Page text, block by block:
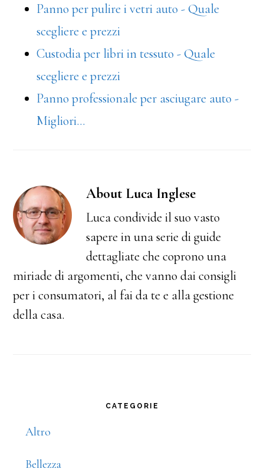
Panno per pulire i vetri auto - Quale
scegliere e prezzi
Custodia per libri in tessuto - Quale
scegliere e prezzi
Panno professionale per asciugare auto -
Migliori…
AboutLuca Inglese
Luca condivide il suo vasto
sapere in una serie di guide
dettagliate che coprono una
miriade di argomenti, che vanno dai consigli
per i consumatori, al fai da te e alla gestione
della casa.
Sidebar
CATEGORIE
Altro
Bellezza